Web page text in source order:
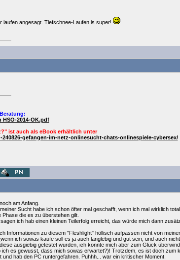
laufen angesagt. Tiefschnee-Laufen is super!
2014-OK.pdf
ist auch als eBook erhältlich unter
gefangen-im-netz-onlinesucht-chats-onlinespiele-cybersex/
am Anfang.
Sucht habe ich schon öfter mal geschafft, wenn ich mal wirklich
die es zu überstehen gilt.
ich hab einen kleinen Teilerfolg erreicht, das würde mich dann
Informationen zu diesem "Fleshlight" höllisch aufpassen nicht von
ich sowas kaufe soll es ja auch langlebig und gut sein, und auch
ausgiebig getestet wurden, ich konnte mich aber zum Glück
es gewusst, dass mich sowas erwartet?)! Trotzdem, es ist doch zum
hab den PC runtergefahren. Puhhh... war ein kritischer Moment.